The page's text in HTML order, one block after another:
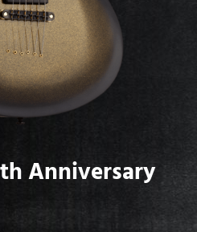
Anniversary